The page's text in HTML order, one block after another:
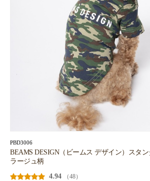
PBD3006
BEAMS DESIGN（ビームス デザイン）スタ
ラージュ柄
4.94
（48）